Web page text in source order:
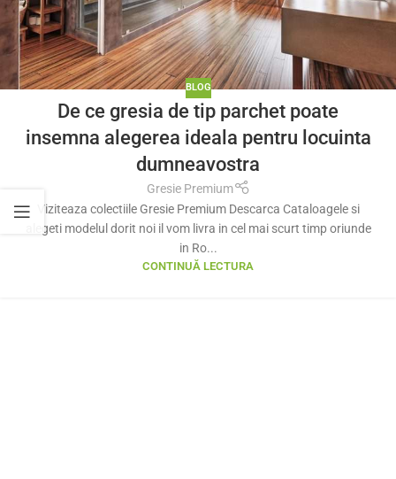
BLOG
De ce gresia de tip parchet poate
insemna alegerea ideala pentru locuinta
dumneavostra
Gresie Premium
Viziteaza colectiile Gresie Premium Descarca Cataloagele si
alegeti modelul dorit noi il vom livra in cel mai scurt timp oriunde
in Ro...
CONTINUĂ LECTURA